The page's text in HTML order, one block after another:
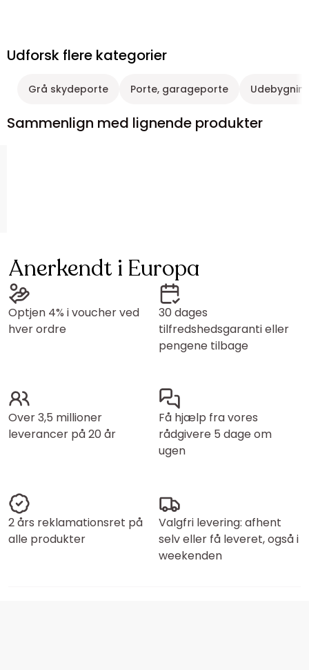
Udforsk flere kategorier
Grå skydeporte Porte, garageporte
Sammenlign med lignende produkter
Anerkendt i Europa
Optjen 4% i voucher ved
hver ordre
30 dages
tilfredshedsgaranti eller
pengene tilbage
Over 3,5 millioner
leverancer på 20 år
Få hjælp fra vores
rådgivere 5 dage om
ugen
2 års reklamationsret på
alle produkter
Valgfri levering: afhent
selv eller få leveret, også i
weekenden